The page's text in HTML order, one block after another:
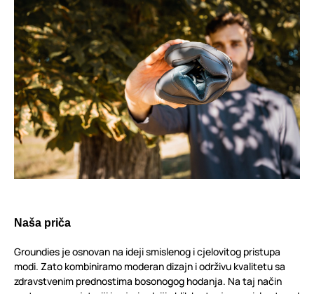
Naša priča
Groundies je osnovan na ideji smislenog i cjelovitog pristupa
modi. Zato kombiniramo moderan dizajn i održivu kvalitetu sa
zdravstvenim prednostima bosonogog hodanja. Na taj način